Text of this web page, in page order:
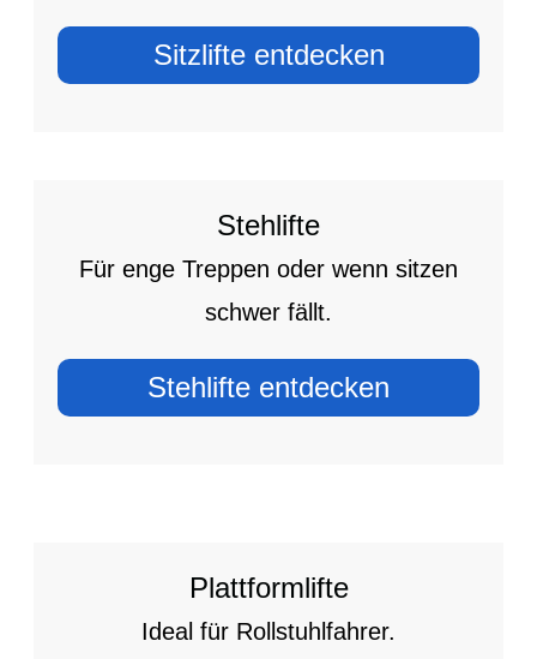
Sitzlifte entdecken
Stehlifte
Für enge Treppen oder wenn sitzen
schwer fällt.
Stehlifte entdecken
Plattformlifte
Ideal für Rollstuhlfahrer.